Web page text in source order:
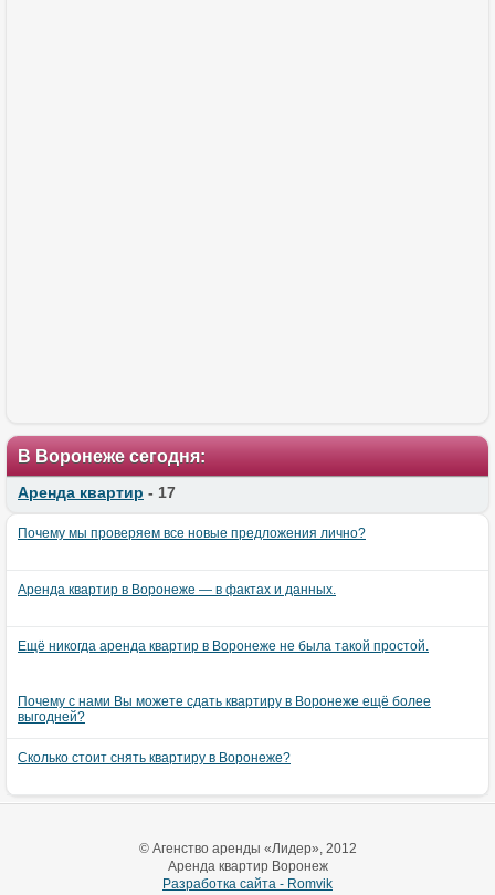
В Воронеже сегодня:
Аренда квартир - 17
Почему мы проверяем все новые предложения лично?
Аренда квартир в Воронеже — в фактах и данных.
Ещё никогда аренда квартир в Воронеже не была такой простой.
Почему с нами Вы можете сдать квартиру в Воронеже ещё более
выгодней?
Сколько стоит снять квартиру в Воронеже?
© Агенство аренды «Лидер», 2012
Аренда квартир Воронеж
Разработка сайта - Romvik